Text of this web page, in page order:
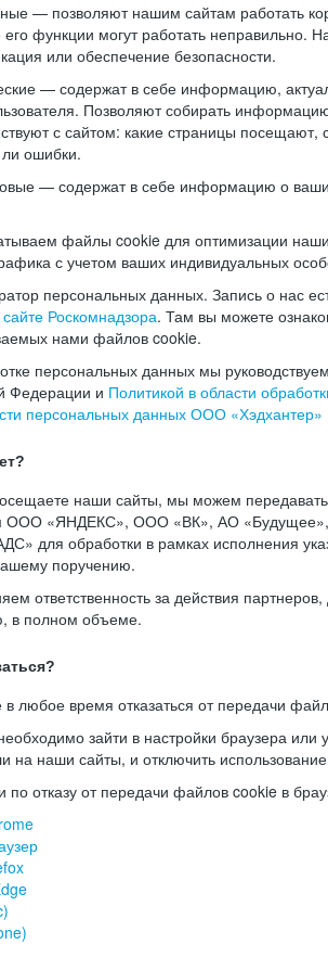
— позволяют нашим сайтам работать
функции могут работать неправильно.
или обеспечение безопасности.
— содержат в себе информацию,
Позволяют собирать
с сайтом: какие страницы посещают,
ошибки.
— содержат в себе информацию о
файлы cookie для оптимизации
с учетом ваших индивидуальных
персональных данных. Запись о нас
Роскомнадзора. Там вы можете
нами файлов cookie.
персональных данных мы
Федерации и Политикой в области
персональных данных ООО «Хэдхантер»
наши сайты, мы можем
ООО «ЯНДЕКС», ООО «ВК», АО
для обработки в рамках исполнения
поручению.
ответственность за действия
в полном объеме.
любое время отказаться от передачи
зайти в настройки браузера или
на наши сайты, и отключить
по отказу от передачи файлов cookie в